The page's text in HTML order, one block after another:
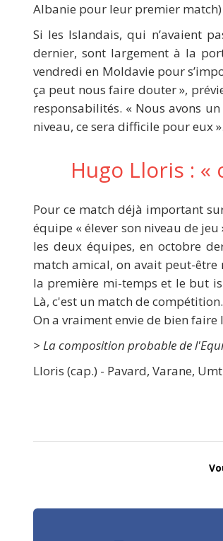
Albanie pour leur premier
Si les Islandais, qui n’avaient
dernier, sont largement à la
vendredi en Moldavie pour
ça peut nous faire douter »,
responsabilités. « Nous avons
niveau, ce sera difficile pour eux ».
Hugo Lloris : «
Pour ce match déjà important
équipe « élever son niveau de
les deux équipes, en octobre
match amical, on avait peut-être
la première mi-temps et le but
Là, c'est un match de
On a vraiment envie de bien faire
> La composition probable de
Lloris (cap.) - Pavard, Varane,